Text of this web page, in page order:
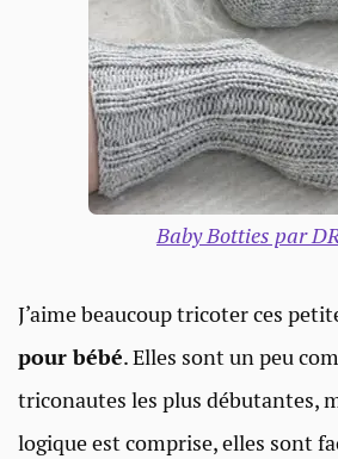
Baby Botties par
J’aime beaucoup tricoter ces
pour bébé. Elles sont un peu
triconautes les plus débutantes,
logique est comprise, elles sont